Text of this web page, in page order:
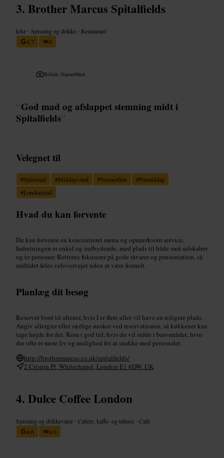
Brother Marcus Spitalfields
krkr • Spisning og drikke • Restaurant
4,7
4
Billede /SquareMeal
“God mad og afslappet stemning midt i
Spitalfields”
Velegnet til
#Spisested #Middagssted #Venneaften #Parmiddag
#Londonmad
Hvad du kan forvente
Du kan forvente en koncentreret menu og opmærksom service.
Indretningen er enkel og indbydende, med plads til både små selskaber
og to personer. Retterne fokuserer på gode råvarer og præsentation, så
måltidet føles velovervejet uden at være formelt.
Planlæg dit besøg
Reservér bord til aftener, hvis I er flere eller vil have en roligere plads.
Angiv allergier eller særlige ønsker ved reservationen, så køkkenet kan
tage højde for det. Kom i god tid, hvis du vil sidde i barområdet, hvor
der ofte er mere liv og mulighed for at snakke med personalet.
http://brothermarcus.co.uk/spitalfields/
2 Crispin Pl, Whitechapel, London E1 6DW, UK
Dulce Coffee London
Spisning og drikkevarer •Caféer, kaffe- og tehuse •Café
4,6
4,6